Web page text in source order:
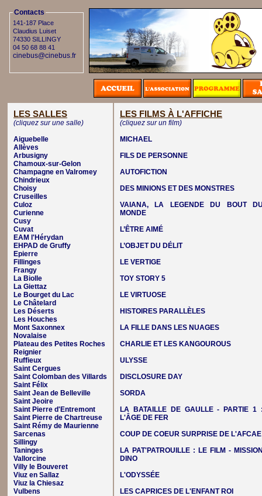
Contacts
141-187 Place
Claudius Luiset
74330 SILLINGY
04 50 68 88 41
cinebus@cinebus.fr
LES SALLES
(cliquez sur une salle)
Aiguebelle
Allèves
Arbusigny
Chamoux-sur-Gelon
Champagne en Valromey
Chindrieux
Choisy
Cruseilles
Culoz
Curienne
Cusy
Cuvat
EAM l'Hérydan
EHPAD de Gruffy
Epierre
Fillinges
Frangy
La Biolle
La Giettaz
Le Bourget du Lac
Le Châtelard
Les Déserts
Les Houches
Mont Saxonnex
Novalaise
Plateau des Petites Roches
Reignier
Ruffieux
Saint Cergues
Saint Colomban des Villards
Saint Félix
Saint Jean de Belleville
Saint Jeoire
Saint Pierre d'Entremont
Saint Pierre de Chartreuse
Saint Rémy de Maurienne
Sarcenas
Sillingy
Taninges
Vallorcine
Villy le Bouveret
Viuz en Sallaz
Viuz la Chiesaz
Vulbens
LES FILMS À L'AFFICHE
(cliquez sur un film)
MICHAEL
FILS DE PERSONNE
AUTOFICTION
DES MINIONS ET DES MONSTRES
VAIANA, LA LEGENDE DU BOUT
MONDE
L’ÊTRE AIMÉ
L’OBJET DU DÉLIT
LE VERTIGE
TOY STORY 5
LE VIRTUOSE
HISTOIRES PARALLÈLES
LA FILLE DANS LES NUAGES
CHARLIE ET LES KANGOUROUS
ULYSSE
DISCLOSURE DAY
SORDA
LA BATAILLE DE GAULLE - PARTIE 1
L'ÂGE DE FER
COUP DE COEUR SURPRISE DE L'AFCAE
LA PAT'PATROUILLE : LE FILM -
DINO
L'ODYSSÉE
LES CAPRICES DE L'ENFANT ROI